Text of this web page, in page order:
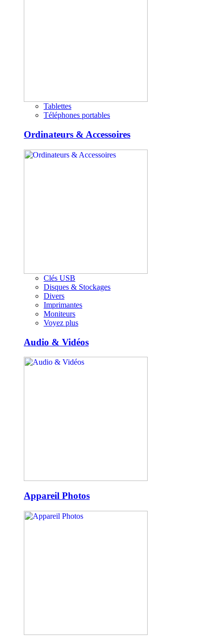
Tablettes
Téléphones portables
Ordinateurs & Accessoires
Clés USB
Disques & Stockages
Divers
Imprimantes
Moniteurs
Voyez plus
Audio & Vidéos
Appareil Photos